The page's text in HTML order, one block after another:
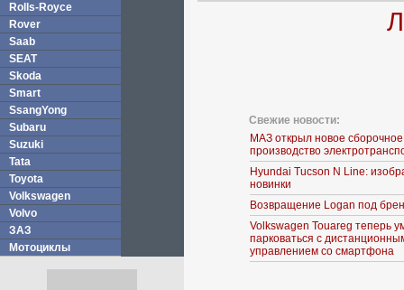
Rolls-Royce
Rover
Saab
SEAT
Skoda
Smart
SsangYong
Subaru
Suzuki
Tata
Toyota
Volkswagen
Volvo
ЗАЗ
Мотоциклы
Свежие новости:
МАЗ открыл новое сборочное
производство
Hyundai Tucson N Line:
новинки
Возвращение Logan под
Volkswagen Touareg теперь
парковаться с
управлением со смартфона